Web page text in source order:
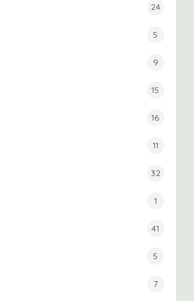
24
5
9
15
16
11
32
1
41
5
7